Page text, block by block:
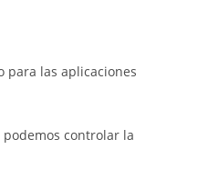
para las aplicaciones
controlar la